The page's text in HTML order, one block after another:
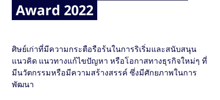
Award 2022
ศิษย์เก่าที่มีความกระตือรือร้นในการริเริ่มและสนับสนุน
แนวคิด แนวทางแก้ไขปัญหา หรือโอกาสทางธุรกิจใหม่ๆ ที่
มีนวัตกรรมหรือมีความสร้างสรรค์ ซึ่งมีศักยภาพในการ
พัฒนา